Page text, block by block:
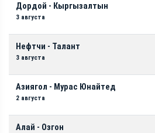
Дордой - Кыргызалтын
3 августа
Нефтчи - Талант
3 августа
Азиягол - Мурас Юнайтед
2 августа
Алай - Озгон